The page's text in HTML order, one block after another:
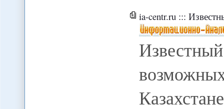
ia-centr.ru ::: Известный